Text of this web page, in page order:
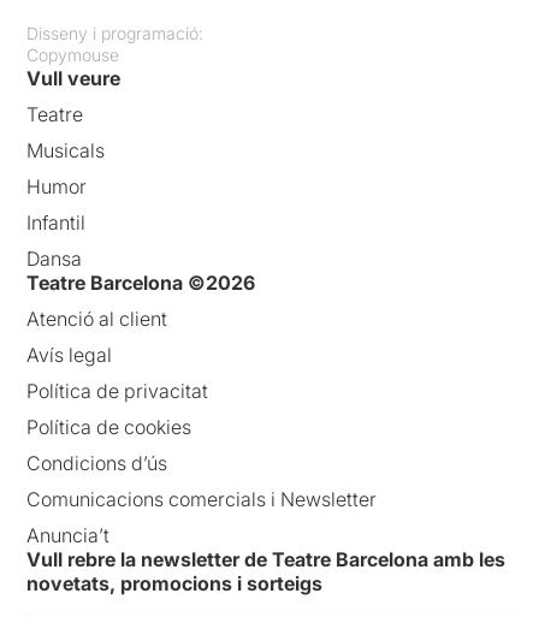
Disseny i programació:
Copymouse
Vull veure
Teatre
Musicals
Humor
Infantil
Dansa
Teatre Barcelona ©2026
Atenció al client
Avís legal
Política de privacitat
Política de cookies
Condicions d’ús
Comunicacions comercials i Newsletter
Anuncia’t
Vull rebre la newsletter de Teatre Barcelona amb les
novetats, promocions i sorteigs